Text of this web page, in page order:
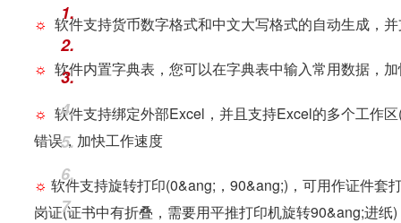
☼ 软件支持货币数字格式和中文大写格式的自动生成，
☼ 软件内置字典表，您可以在字典表中输入常用数据，
☼ 软件支持绑定外部Excel，并且支持Excel的多个工作
错误，加快工作速度
☼ 软件支持旋转打印(0&ang;，90&ang;)，可用作证件套
岗证(证书中有折叠，需要用平推打印机旋转90&ang;进纸)
1.
2.
3.
4.
5.
6.
7.